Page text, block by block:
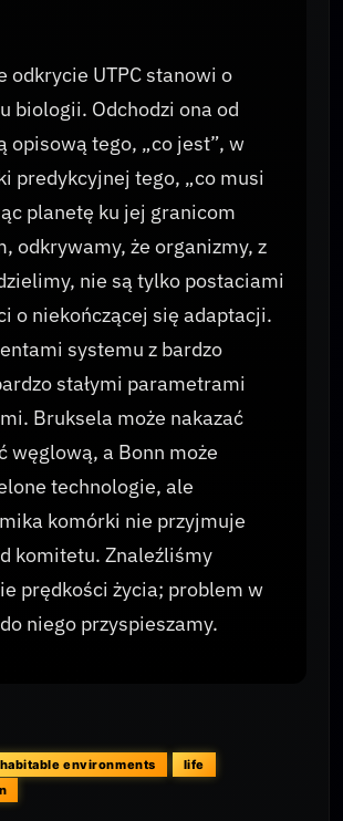
odkrycie UTPC stanowi o
biologii. Odchodzi ona od
opisową tego, „co jest”, w
predykcyjnej tego, „co musi
planetę ku jej granicom
odkrywamy, że organizmy, z
nie są tylko postaciami
o niekończącej się adaptacji.
systemu z bardzo
stałymi parametrami
Bruksela może nakazać
węglową, a Bonn może
technologie, ale
komórki nie przyjmuje
komitetu. Znaleźliśmy
prędkości życia; problem w
niego przyspieszamy.
habitable environments
life